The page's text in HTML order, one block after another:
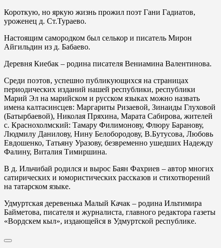
Короткую, но яркую жизнь прожил поэт Гани Гадиатов,
уроженец д. Ст.Тураево.
Настоящим самородком был селькор и писатель Мирон
Айгильдин из д. Бабаево.
Деревня Киебак – родина писателя Вениамина Валентинова.
Среди поэтов, успешно публикующихся на страницах
периодических изданий нашей республики, республики
Марий Эл на марийском и русском языках можно назвать
имена калтасинсцев: Маргариты Ризаевой, Зинаиды Глуховой
(Батырбаевой), Николая Пряхина, Марата Сабирова, жителей
с. Краснохолмский: Тамару Филимонову, Флюру Баранову,
Людмилу Данилову, Нину Белобородову, В.Бутусова, Любовь
Евдошенко, Татьяну Уразову, безвременно ушедших Надежду
Фалину, Виталия Тимиршина.
В д. Ильчибай родился и вырос Баян Фахриев – автор многих
сатирических и юмористических рассказов и стихотворений
на татарском языке.
Удмуртская деревенька Малый Качак – родина Ильтимира
Байметова, писателя и журналиста, главного редактора газеты
«Вордскем кыл», издающейся в Удмуртской республике.